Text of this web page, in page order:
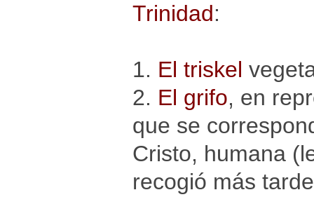
Trinidad:
1. El triskel
2. El grifo, en
que se
Cristo, humana
recogió más